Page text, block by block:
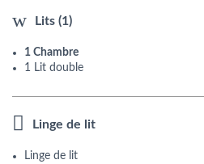
Lits (1)
1 Chambre
1 Lit double
Linge de lit
Linge de lit